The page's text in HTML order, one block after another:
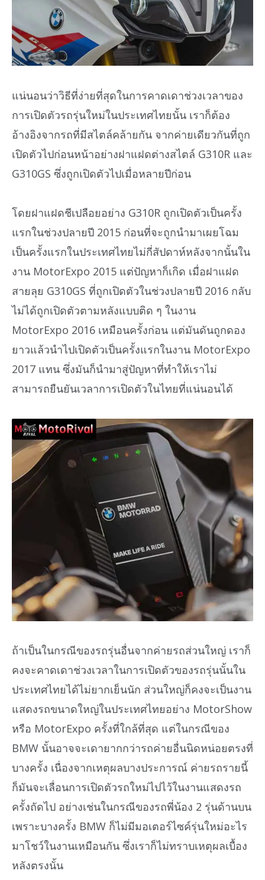
แน่นอนว่าวิธีที่ง่ายที่สุดในการคาดเดาช่วงเวลาของ
การเปิดตัวรถรุ่นใหม่ในประเทศไทยนั้น เราก็ต้อง
อ้างอิงจากรถที่มีสไตล์คล้ายกัน จากค่ายเดียวกันที่ถูก
เปิดตัวไปก่อนหน้าอย่างฝาแฝดต่างสไตล์ G310R และ
G310GS ซึ่งถูกเปิดตัวไปเมื่อหลายปีก่อน
โดยฝาแฝดชีเปลือยอย่าง G310R ถูกเปิดตัวเป็นครั้ง
แรกในช่วงปลายปี 2015 ก่อนที่จะถูกนำมาเผยโฉม
เป็นครั้งแรกในประเทศไทยไม่กี่สัปดาห์หลังจากนั้นใน
งาน MotorExpo 2015 แต่ปัญหาก็เกิด เมื่อฝาแฝด
สายลุย G310GS ที่ถูกเปิดตัวในช่วงปลายปี 2016 กลับ
ไม่ได้ถูกเปิดตัวตามหลังแบบติด ๆ ในงาน
MotorExpo 2016 เหมือนครั้งก่อน แต่มันดันถูกดอง
ยาวแล้วนำไปเปิดตัวเป็นครั้งแรกในงาน MotorExpo
2017 แทน ซึ่งมันก็นำมาสู่ปัญหาที่ทำให้เราไม่
สามารถยืนยันเวลาการเปิดตัวในไทยที่แน่นอนได้
ถ้าเป็นในกรณีของรถรุ่นอื่นจากค่ายรถส่วนใหญ่ เราก็
คงจะคาดเดาช่วงเวลาในการเปิดตัวของรถรุ่นนั้นใน
ประเทศไทยได้ไม่ยากเย็นนัก ส่วนใหญ่ก็คงจะเป็นงาน
แสดงรถขนาดใหญ่ในประเทศไทยอย่าง MotorShow
หรือ MotorExpo ครั้งที่ใกล้ที่สุด แต่ในกรณีของ
BMW นั้นอาจจะเดายากกว่ารถค่ายอื่นนิดหน่อยตรงที่
บางครั้ง เนื่องจากเหตุผลบางประการณ์ ค่ายรถรายนี้
ก็มันจะเลื่อนการเปิดตัวรถใหม่ไปไว้ในงานแสดงรถ
ครั้งถัดไป อย่างเช่นในกรณีของรถพี่น้อง 2 รุ่นด้านบน
เพราะบางครั้ง BMW ก็ไม่มีมอเตอร์ไซค์รุ่นใหม่อะไร
มาโชว์ในงานเหมือนกัน ซึ่งเราก็ไม่ทราบเหตุผลเบื้อง
หลังตรงนั้น